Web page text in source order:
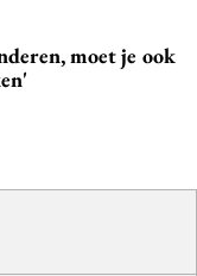
moet je ook